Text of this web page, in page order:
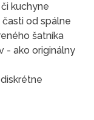
kuchyne
od spálne
šatníka
- ako originálny